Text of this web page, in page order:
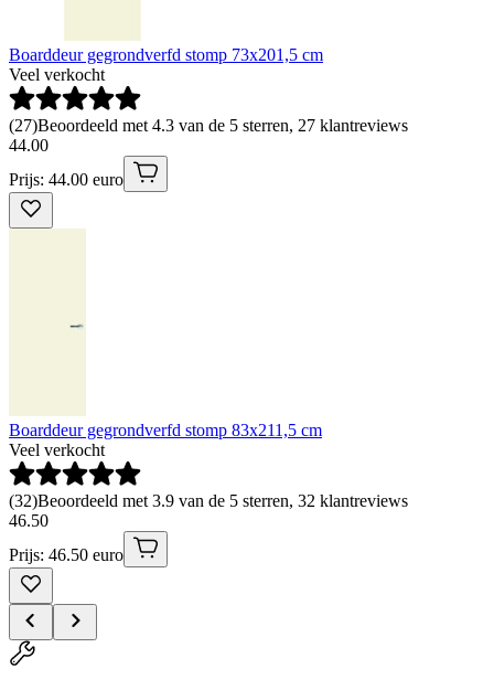
Boarddeur gegrondverfd stomp 73x201,5 cm
Veel verkocht
(27)Beoordeeld met 4.3 van de 5 sterren, 27 klantreviews
44.00
Prijs: 44.00 euro
Boarddeur gegrondverfd stomp 83x211,5 cm
Veel verkocht
(32)Beoordeeld met 3.9 van de 5 sterren, 32 klantreviews
46.50
Prijs: 46.50 euro